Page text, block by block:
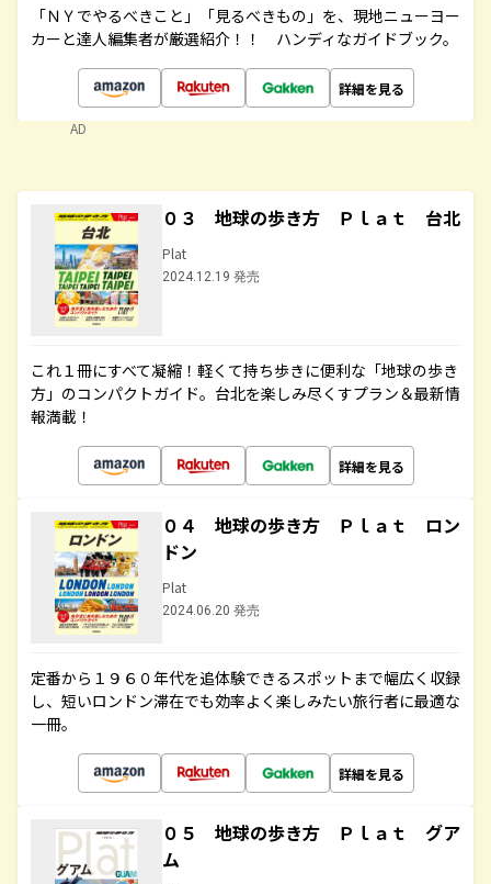
「ＮＹでやるべきこと」「見るべきもの」を、現地ニューヨー
カーと達人編集者が厳選紹介！！ ハンディなガイドブック。
詳細を見る
AD
０３ 地球の歩き方 Ｐｌａｔ 台北
Plat
2024.12.19 発売
これ１冊にすべて凝縮！軽くて持ち歩きに便利な「地球の歩き
方」のコンパクトガイド。台北を楽しみ尽くすプラン＆最新情
報満載！
詳細を見る
０４ 地球の歩き方 Ｐｌａｔ ロン
ドン
Plat
2024.06.20 発売
定番から１９６０年代を追体験できるスポットまで幅広く収録
し、短いロンドン滞在でも効率よく楽しみたい旅行者に最適な
一冊。
詳細を見る
０５ 地球の歩き方 Ｐｌａｔ グア
ム